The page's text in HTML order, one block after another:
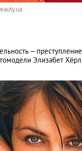
–
Элизабет